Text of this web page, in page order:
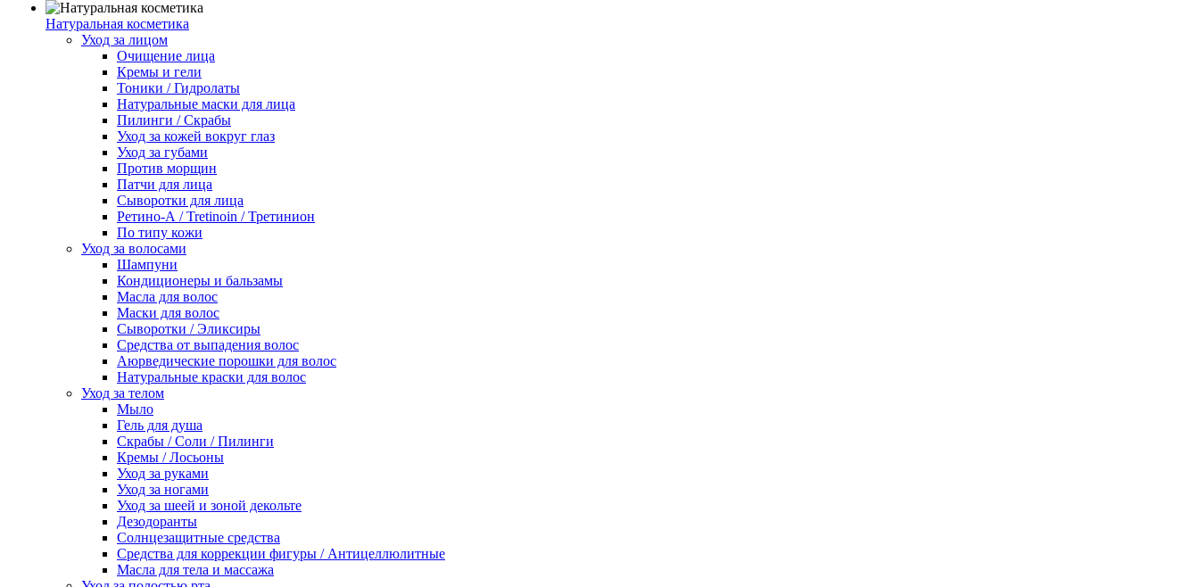
Натуральная косметика
Уход за лицом
Очищение лица
Кремы и гели
Тоники / Гидролаты
Натуральные маски для лица
Пилинги / Cкрабы
Уход за кожей вокруг глаз
Уход за губами
Против морщин
Патчи для лица
Сыворотки для лица
Ретино-А / Tretinoin / Третинион
По типу кожи
Уход за волосами
Шампуни
Кондиционеры и бальзамы
Масла для волос
Маски для волос
Сыворотки / Эликсиры
Средства от выпадения волос
Аюрведические порошки для волос
Натуральные краски для волос
Уход за телом
Мыло
Гель для душа
Скрабы / Соли / Пилинги
Кремы / Лосьоны
Уход за руками
Уход за ногами
Уход за шеей и зоной декольте
Дезодоранты
Солнцезащитные средства
Средства для коррекции фигуры / Антицеллюлитные
Масла для тела и массажа